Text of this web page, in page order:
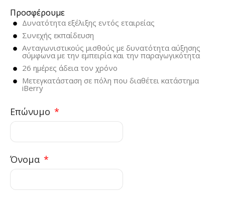
Προσφέρουμε
Δυνατότητα εξέλιξης εντός εταιρείας
Συνεχής εκπαίδευση
Ανταγωνιστικούς μισθούς με δυνατότητα αύξησης
σύμφωνα με την εμπειρία και την παραγωγικότητα
26 ημέρες άδεια τον χρόνο
Μετεγκατάσταση σε πόλη που διαθέτει κατάστημα
iBerry
Επώνυμο
Όνομα